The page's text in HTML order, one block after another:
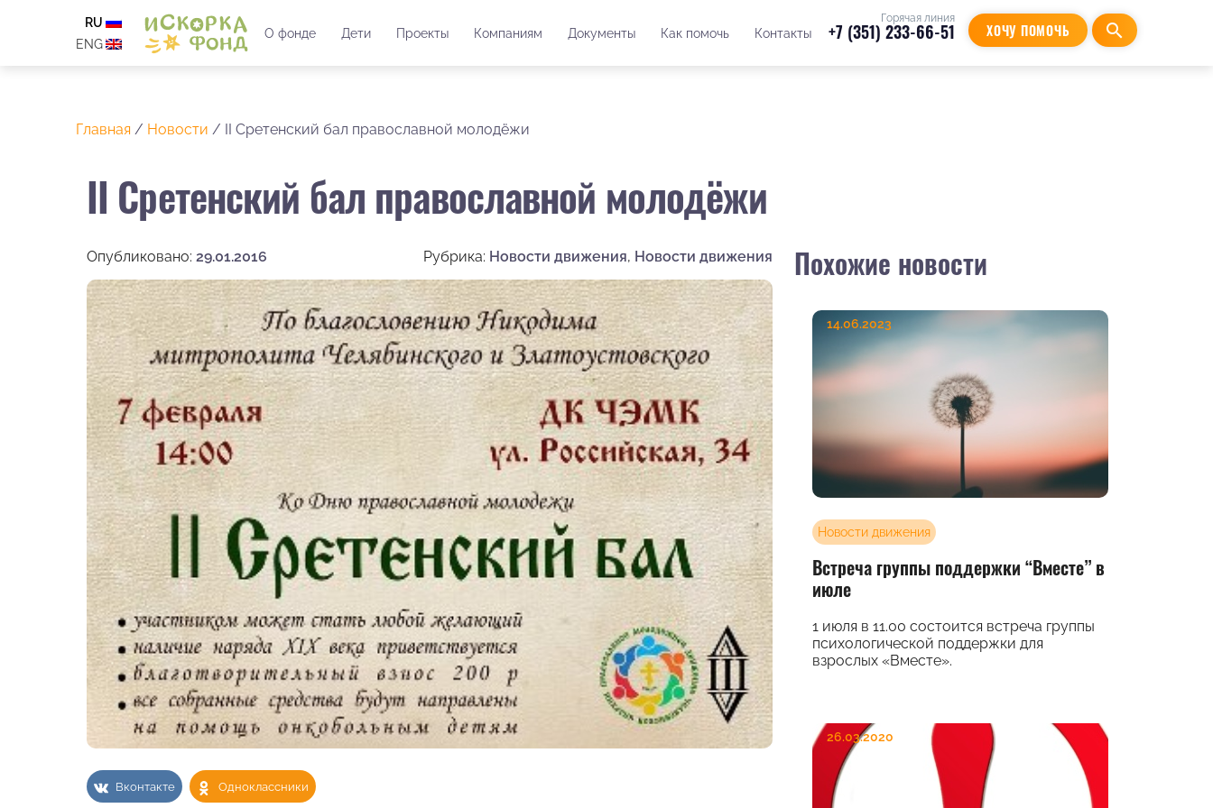
RU
ENG
О фонде Дети Проекты Компаниям Документы Как помочь Контакты
Горячая линия
+7 (351) 233-66-51 ХОЧУ ПОМОЧЬ search
Главная / Новости / II Сретенский бал православной молодёжи
II Сретенский бал православной молодёжи
Опубликовано: 29.01.2016 Рубрика: Новости движения, Новости движения
Вконтакте Одноклассники
Похожие новости
14.06.2023
Новости движения
Встреча группы поддержки “Вместе” в
июле
1 июля в 11.00 состоится встреча группы
психологической поддержки для
взрослых «Вместе».
26.03.2020